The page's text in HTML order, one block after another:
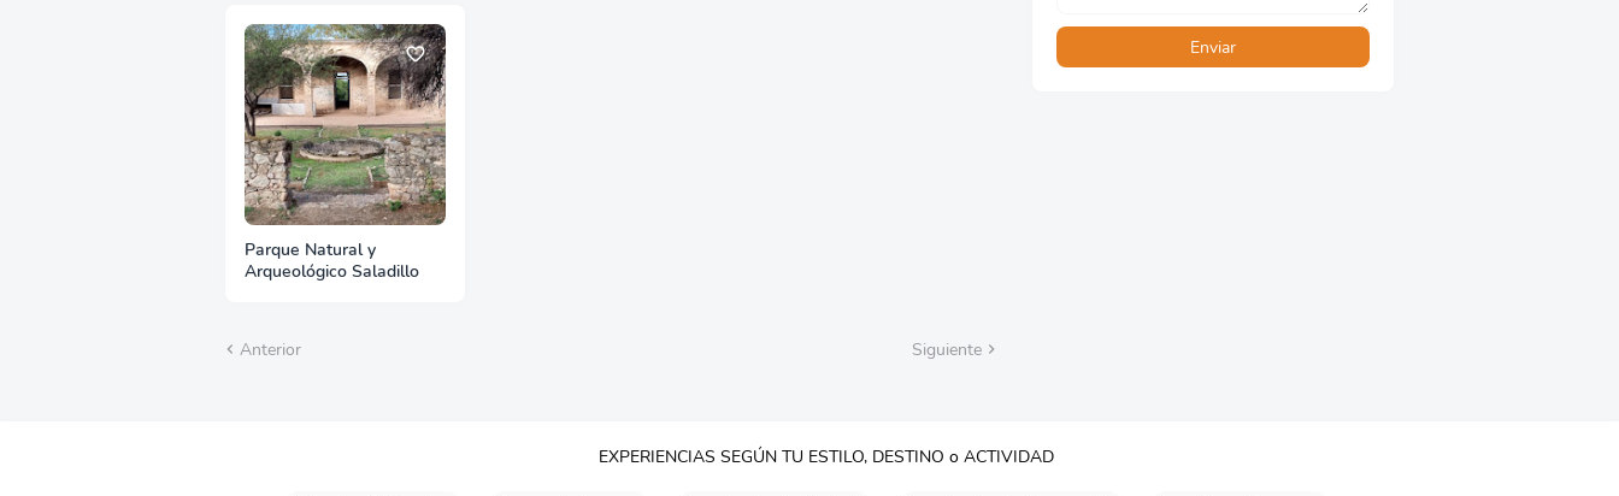
Parque Natural y
Arqueológico Saladillo
Anterior Siguiente
EXPERIENCIAS SEGÚN TU ESTILO, DESTINO o ACTIVIDAD